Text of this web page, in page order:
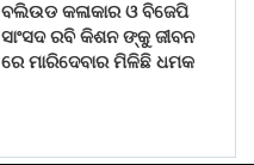
ବଲିଉଡ କଳାକାର ଓ ବିଜେପି
ସାଂସଦ ରବି କିଶନ ଙ୍କୁ ଜୀବନ
ରେ ମାରିଦେବାର ମିଳିଛି ଧମକ